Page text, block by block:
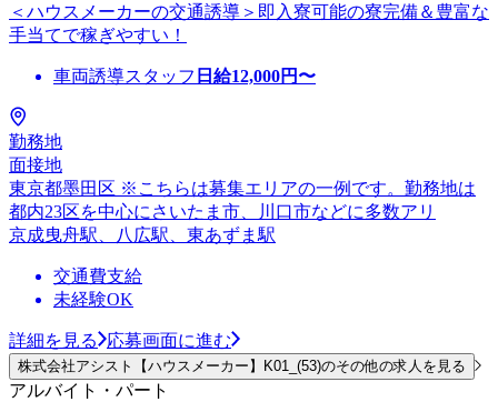
＜ハウスメーカーの交通誘導＞即入寮可能の寮完備＆豊富な
手当てで稼ぎやすい！
車両誘導スタッフ 日給12,000円〜
勤務地
面接地
東京都墨田区 ※こちらは募集エリアの一例です。勤務地は
都内23区を中心にさいたま市、川口市などに多数アリ
京成曳舟駅、八広駅、東あずま駅
交通費支給
未経験OK
詳細を見る 応募画面に進む
株式会社アシスト【ハウスメーカー】K01_(53)のその他の求人を見る
アルバイト・パート